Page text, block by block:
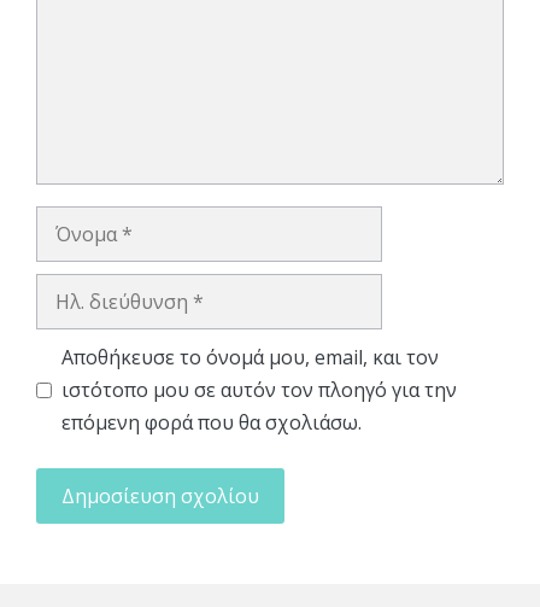
Όνομα
Ηλ.
Αποθήκευσε το όνομά μου, email, και τον
ιστότοπο μου σε αυτόν τον πλοηγό για την
επόμενη φορά που θα σχολιάσω.